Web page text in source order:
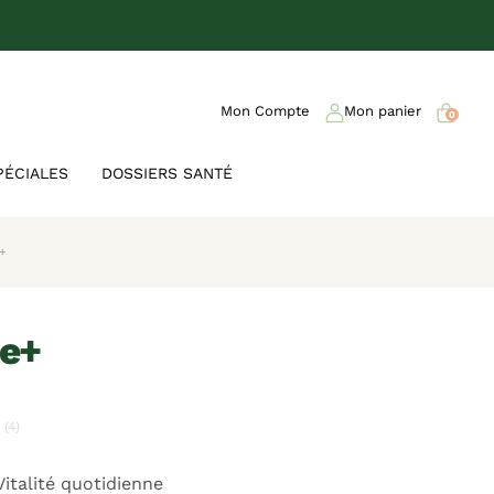
DOSSIERS SANTÉ
Mon Compte Mon panier 0
(4)
quotidienne